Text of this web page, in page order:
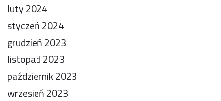
luty 2024
styczeń 2024
grudzień 2023
listopad 2023
październik 2023
wrzesień 2023